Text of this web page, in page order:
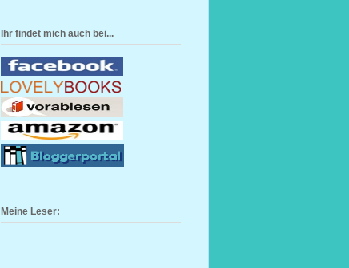
Ihr findet mich auch bei...
Meine Leser: